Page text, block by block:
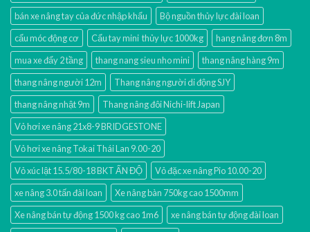
bán xe nâng tay của đức nhập khẩu
Bộ nguồn thủy lực đài loan
cẩu móc động cơ
Cẩu tay mini thủy lực 1000kg
hang nâng đơn 8m
mua xe đẩy 2 tầng
thang nang sieu nho mini
thang nâng hàng 9m
thang nâng người 12m
Thang nâng người di động SJY
thang nâng nhật 9m
Thang nâng đôi Nichi-lift Japan
Vỏ hơi xe nâng 21x8-9 BRIDGESTONE
Vỏ hơi xe nâng Tokai Thái Lan 9.00-20
Vỏ xúc lật 15.5/80-18 BKT ẤN ĐỘ
Vỏ đặc xe nâng Pio 10.00-20
xe nâng 3.0 tấn đài loan
Xe nâng bàn 750kg cao 1500mm
Xe nâng bán tự động 1500 kg cao 1m6
xe nâng bán tự động đài loan